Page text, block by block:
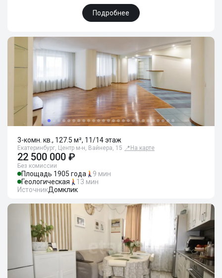
Подробнее
3-комн. кв., 127.5 м², 11/14 этаж
Екатеринбург, Центр м-н, Вайнера, 15 📍 На карте
22 500 000 ₽
Без комиссии
Площадь 1905 года
9 мин
Геологическая
13 мин
ИсточникДомклик